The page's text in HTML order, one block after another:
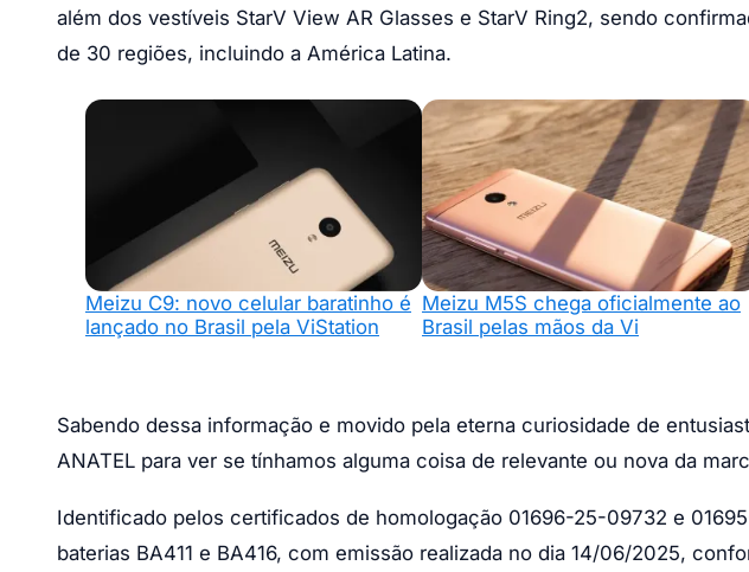
além dos vestíveis StarV View AR Glasses e StarV Ring2, sendo
de 30 regiões, incluindo a América Latina.
Meizu C9: novo celular baratinho é
lançado no Brasil pela ViStation
Meizu M5S chega oficialmente ao
Brasil pelas mãos da Vi
Sabendo dessa informação e movido pela eterna curiosidade de
ANATEL para ver se tínhamos alguma coisa de relevante ou nova da
Identificado pelos certificados de homologação 01696-25-09732 e
baterias BA411 e BA416, com emissão realizada no dia 14/06/2025,